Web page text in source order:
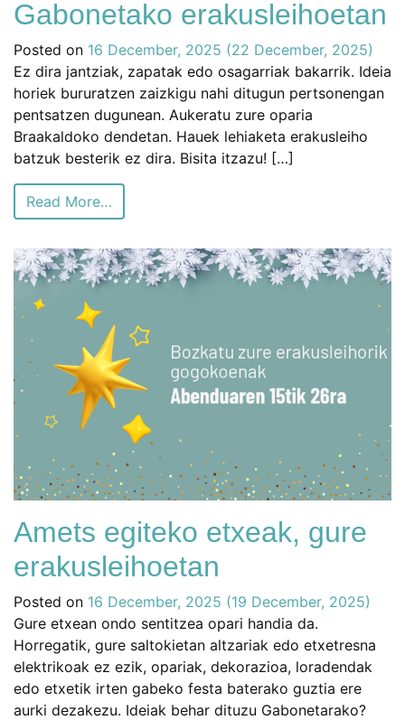
Gabonetako erakusleihoetan
Posted on 16 December, 2025 (22 December, 2025)
Ez dira jantziak, zapatak edo osagarriak bakarrik. Ideia
horiek bururatzen zaizkigu nahi ditugun pertsonengan
pentsatzen dugunean. Aukeratu zure oparia
Braakaldoko dendetan. Hauek lehiaketa erakusleiho
batzuk besterik ez dira. Bisita itzazu! […]
Read More…
Amets egiteko etxeak, gure
erakusleihoetan
Posted on 16 December, 2025 (19 December, 2025)
Gure etxean ondo sentitzea opari handia da.
Horregatik, gure saltokietan altzariak edo etxetresna
elektrikoak ez ezik, opariak, dekorazioa, loradendak
edo etxetik irten gabeko festa baterako guztia ere
aurki dezakezu. Ideiak behar dituzu Gabonetarako?